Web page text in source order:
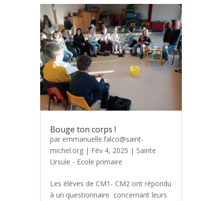
Bouge ton corps !
par emmanuelle.falco@saint-
michel.org| Fév 4, 2025 | Sainte
Ursule - Ecole primaire
Les élèves de CM1- CM2 ont répondu
à un questionnaire concernant leurs